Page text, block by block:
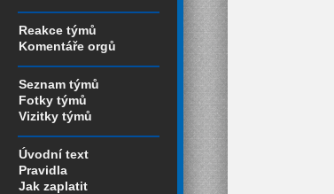
Reakce týmů
Komentáře orgů
Seznam týmů
Fotky týmů
Vizitky týmů
Úvodní text
Pravidla
Jak zaplatit